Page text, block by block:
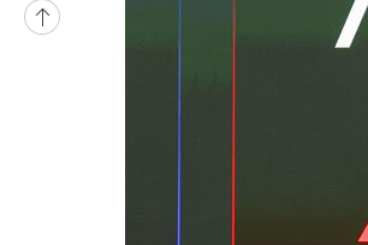
-1676초 전 >
[속보]코스닥, 8.85포인트(1.11%)
[속보]코스피, 47.56포인트(0.76%)
[속보]지하철 1호선 상행선 용산역 무
'낮 최고 34도' 전국 더위 지속…강원·경
파키스탄 보안군, 대 테러작전으로 남서
이집트, 가자 협상 당사자들에게 약속이